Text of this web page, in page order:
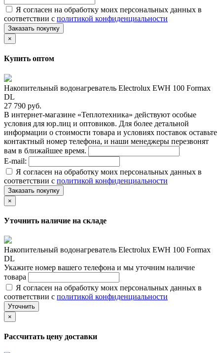
Я согласен на обработку моих персональных данных в
соответствии с политикой конфиденциальности
Заказать покупку
×
Купить оптом
Накопительный водонагреватель Electrolux EWH 100 Formax
DL
27 790 руб.
В интернет-магазине «Теплотехника» действуют особые
условия для юр.лиц и оптовиков. Для более детальной
информации о стоимости товара и условиях поставок оставьте
контактный номер телефона, и наши менеджеры перезвонят
вам в ближайшее время.
E-mail:
Я согласен на обработку моих персональных данных в
соответствии с политикой конфиденциальности
Заказать покупку
×
Уточнить наличие на складе
Накопительный водонагреватель Electrolux EWH 100 Formax
DL
Укажите номер вашего телефона и мы уточним наличие
товара
Я согласен на обработку моих персональных данных в
соответствии с политикой конфиденциальности
Уточнить
×
Рассчитать цену доставки